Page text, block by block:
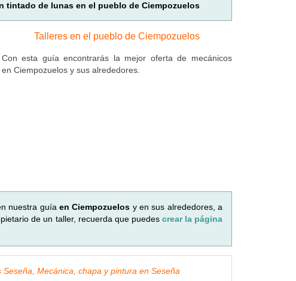
tintado de lunas en el pueblo de Ciempozuelos
Talleres en el pueblo de Ciempozuelos
Con esta guía encontrarás la mejor oferta de mecánicos
en Ciempozuelos y sus alrededores.
nuestra guíaen Ciempozuelos y en sus alrededores, a
de un taller, recuerda que puedes crear la página
Seseña, Mecánica, chapa y pintura en Seseña